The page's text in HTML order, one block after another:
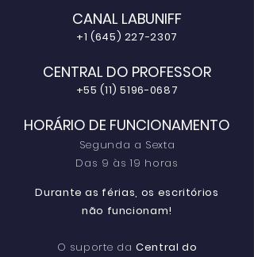
CANAL LABUNIFF
+1 (645) 227-2307
CENTRAL DO PROFESSOR
+55 (11) 5196-0687
HORÁRIO DE FUNCIONAMENTO
Segunda a Sexta
Das 9 às 19 horas
Durante as férias, os escritórios
não funcionam!
O suporte da Central do